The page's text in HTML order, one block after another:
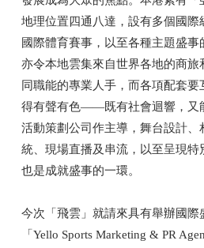
地理位置四通八達，設有多個國際
國際體育賽事，以至各種主題盛
亦令本地雲集來自世界各地的商旅
同職能的專業人手，而各項配套
得有聲有色——既有社會迴響，又
活動策劃公司作主導，舞台設計、
統、現場直播及串流，以至呈現特
也是成就盛事的一環。
今次「飛雲」就請來具有舉辦國際
「Yello Sports Marketing & PR